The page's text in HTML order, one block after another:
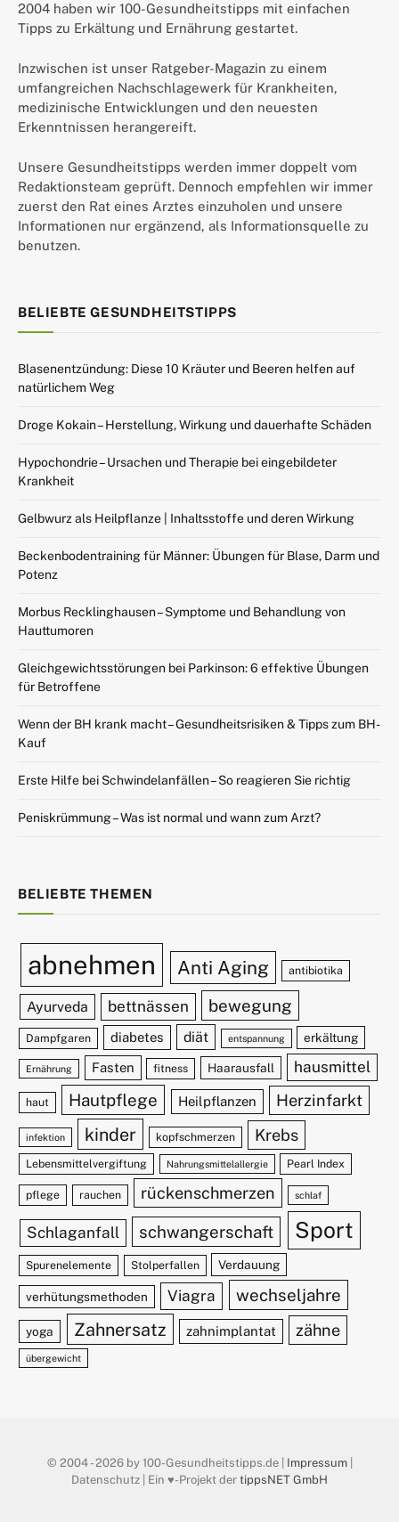
2004 haben wir 100-Gesundheitstipps mit einfachen
Tipps zu Erkältung und Ernährung gestartet.
Inzwischen ist unser Ratgeber-Magazin zu einem
umfangreichen Nachschlagewerk für Krankheiten,
medizinische Entwicklungen und den neuesten
Erkenntnissen herangereift.
Unsere Gesundheitstipps werden immer doppelt vom
Redaktionsteam geprüft. Dennoch empfehlen wir immer
zuerst den Rat eines Arztes einzuholen und unsere
Informationen nur ergänzend, als Informationsquelle zu
benutzen.
BELIEBTE GESUNDHEITSTIPPS
Blasenentzündung: Diese 10 Kräuter und Beeren helfen auf
natürlichem Weg
Droge Kokain – Herstellung, Wirkung und dauerhafte Schäden
Hypochondrie – Ursachen und Therapie bei eingebildeter
Krankheit
Gelbwurz als Heilpflanze | Inhaltsstoffe und deren Wirkung
Beckenbodentraining für Männer: Übungen für Blase, Darm und
Potenz
Morbus Recklinghausen – Symptome und Behandlung von
Hauttumoren
Gleichgewichtsstörungen bei Parkinson: 6 effektive Übungen
für Betroffene
Wenn der BH krank macht – Gesundheitsrisiken & Tipps zum BH-
Kauf
Erste Hilfe bei Schwindelanfällen – So reagieren Sie richtig
Peniskrümmung – Was ist normal und wann zum Arzt?
BELIEBTE THEMEN
abnehmen Anti Aging antibiotika
Ayurveda bettnässen bewegung
Dampfgaren diabetes diät entspannung erkältung
Ernährung Fasten fitness Haarausfall hausmittel
haut Hautpflege Heilpflanzen Herzinfarkt
infektion kinder kopfschmerzen Krebs
Lebensmittelvergiftung Nahrungsmittelallergie Pearl Index
pflege rauchen rückenschmerzen schlaf
Schlaganfall schwangerschaft Sport
Spurenelemente Stolperfallen Verdauung
verhütungsmethoden Viagra wechseljahre
yoga Zahnersatz zahnimplantat zähne
übergewicht
© 2004 - 2026 by 100-Gesundheitstipps.de | Impressum|
Datenschutz | Ein ♥️-Projekt der tippsNET GmbH